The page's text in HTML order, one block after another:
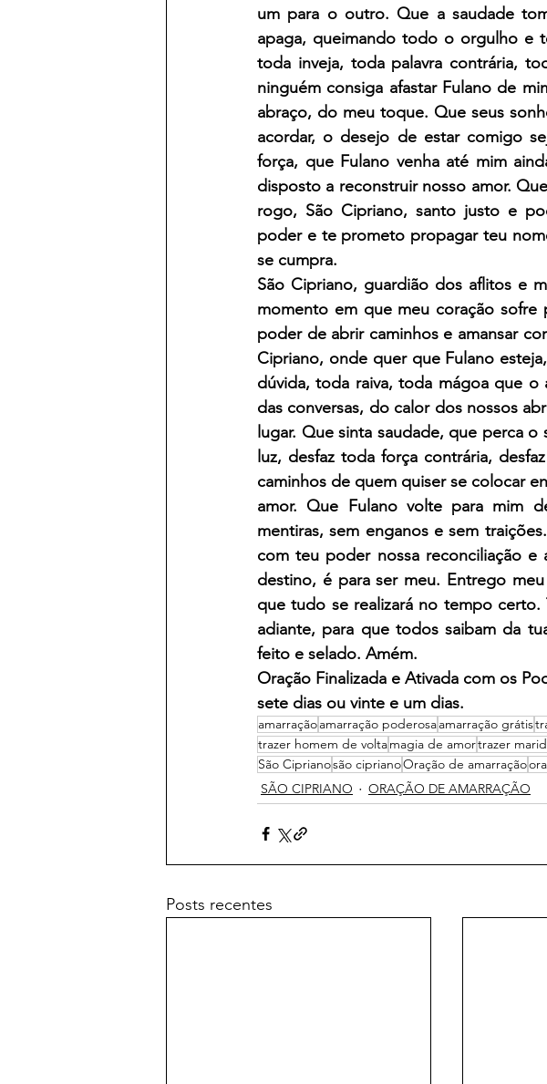
um para o outro. Que a saudade
apaga, queimando todo o orgulho e
toda inveja, toda palavra contrária,
ninguém consiga afastar Fulano de
abraço, do meu toque. Que seus
acordar, o desejo de estar comigo
força, que Fulano venha até mim
disposto a reconstruir nosso amor.
rogo, São Cipriano, santo justo e
poder e te prometo propagar teu
se cumpra.
São Cipriano, guardião dos aflitos e
momento em que meu coração sofre
poder de abrir caminhos e amansar
Cipriano, onde quer que Fulano
dúvida, toda raiva, toda mágoa que
das conversas, do calor dos nossos
lugar. Que sinta saudade, que perca
luz, desfaz toda força contrária,
caminhos de quem quiser se colocar
amor. Que Fulano volte para mim
mentiras, sem enganos e sem
com teu poder nossa reconciliação
destino, é para ser meu. Entrego
que tudo se realizará no tempo
adiante, para que todos saibam da
feito e selado. Amém.
Oração Finalizada e Ativada com os
sete dias ou vinte e um dias.
amarraçãoamarração poderosaamarração grátis
trazer homem de voltamagia de amortrazer
São Ciprianosão ciprianoOração de amarração
SÃO CIPRIANO
ORAÇÃO DE AMARRAÇÃO
Posts recentes